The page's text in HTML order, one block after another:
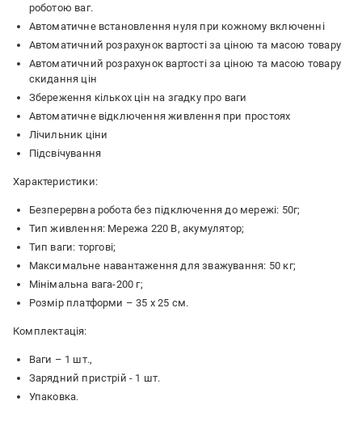
роботою ваг.
Автоматичне встановлення нуля при кожному включенні
Автоматичний розрахунок вартості за ціною та масою товару
Автоматичний розрахунок вартості за ціною та масою товару
скидання цін
Збереження кількох цін на згадку про ваги
Автоматичне відключення живлення при простоях
Лічильник ціни
Підсвічування
Характеристики:
Безперервна робота без підключення до мережі: 50г;
Тип живлення: Мережа 220 В, акумулятор;
Тип ваги: торгові;
Максимальне навантаження для зважування: 50 кг;
Мінімальна вага-200 г;
Розмір платформи – 35 х 25 см.
Комплектація:
Ваги – 1 шт.,
Зарядний пристрій - 1 шт.
Упаковка.